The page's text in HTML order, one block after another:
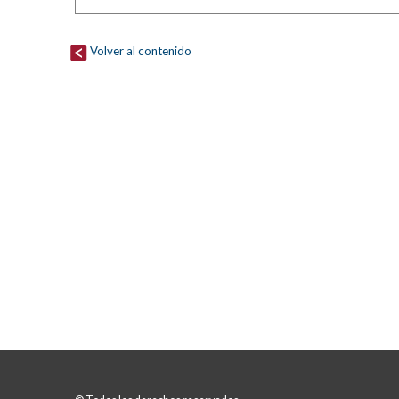
Volver al contenido